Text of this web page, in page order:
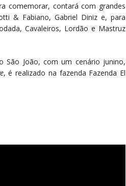
comemorar, contará com grandes
& Fabiano, Gabriel Diniz e, para
Cavaleiros, Lordão e Mastruz
São João, com um cenário junino,
, é realizado na fazenda Fazenda El